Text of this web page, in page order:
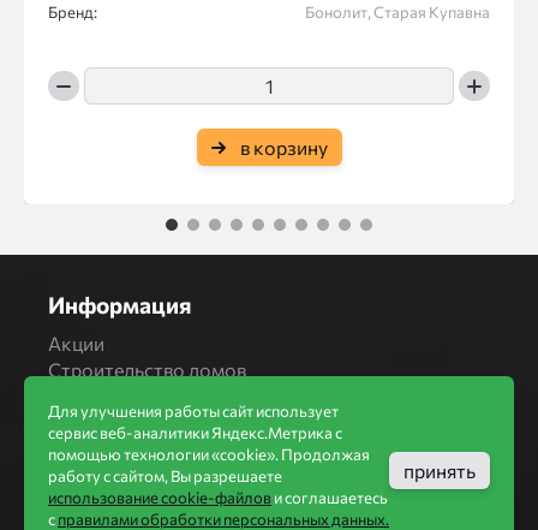
Бренд: Бонолит, Старая Купавна
в корзину
1 2 3 4 5 6 7 8 9 10
Информация
Акции
Строительство домов
Статьи
Производители
Бренды
Bonolit
Для улучшения работы сайт использует
сервис веб-аналитики Яндекс.Метрика с
помощью технологии «cookie». Продолжая
работу с сайтом, Вы разрешаете
использование cookie-файлови соглашаетесь
справилами обработки персональных данных.
принять